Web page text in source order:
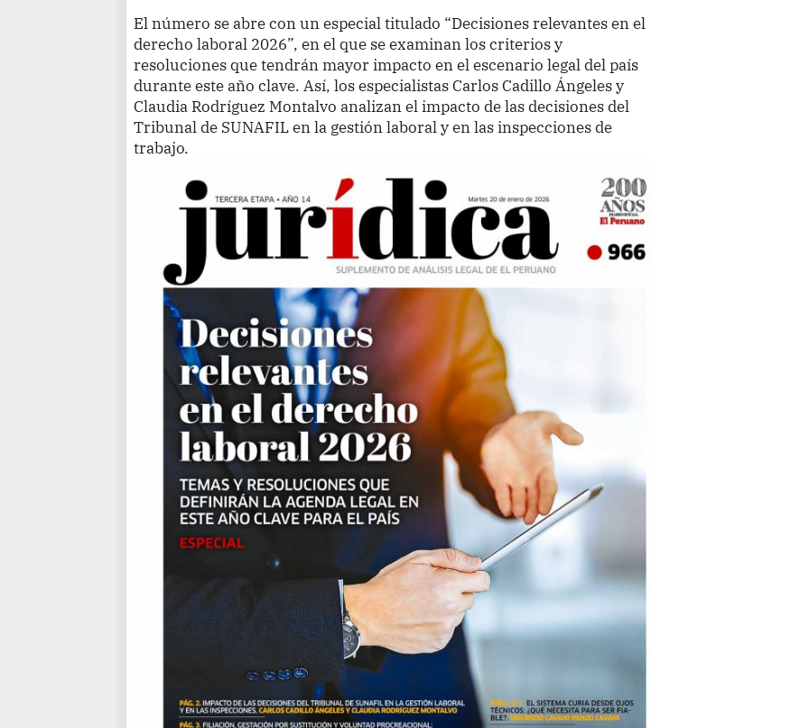
El número se abre con un especial titulado “Decisiones relevantes en el
derecho laboral 2026”, en el que se examinan los criterios y
resoluciones que tendrán mayor impacto en el escenario legal del país
durante este año clave. Así, los especialistas Carlos Cadillo Ángeles y
Claudia Rodríguez Montalvo analizan el impacto de las decisiones del
Tribunal de SUNAFIL en la gestión laboral y en las inspecciones de
trabajo.